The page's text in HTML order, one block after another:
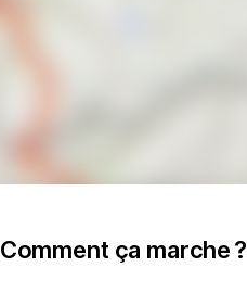
Comment ça marche ?